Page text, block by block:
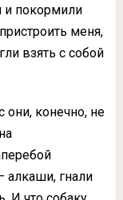
и покормили
меня,
взять с собой
они, конечно, не
алкаши, гнали